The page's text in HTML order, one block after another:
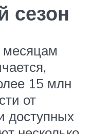
сезон
месяцам
15 млн
от
доступных